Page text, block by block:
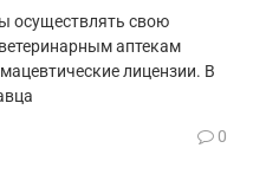
осуществлять свою
аптекам
лицензии. В
0